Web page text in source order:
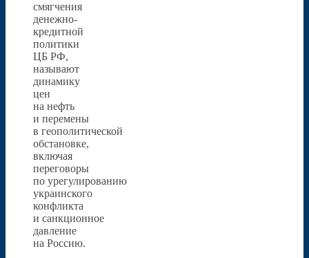
смягчения
денежно-
кредитной
политики
ЦБ РФ,
называют
динамику
цен
на нефть
и перемены
в геополитической
обстановке,
включая
переговоры
по урегулированию
украинского
конфликта
и санкционное
давление
на Россию.